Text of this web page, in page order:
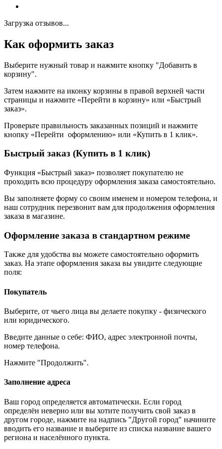
Загрузка отзывов...
Как оформить заказ
Выберите нужный товар и нажмите кнопку "Добавить в
корзину".
Затем нажмите на иконку корзины в правой верхней части
страницы и нажмите «Перейти в корзину» или «Быстрый
заказ».
Проверьте правильность заказанных позиций и нажмите
кнопку «Перейти оформлению» или «Купить в 1 клик».
Быстрый заказ (Купить в 1 клик)
Функция «Быстрый заказ» позволяет покупателю не
проходить всю процедуру оформления заказа самостоятельно.
Вы заполняете форму со своим именем и номером телефона, и
наш сотрудник перезвонит вам для продолжения оформления
заказа в магазине.
Оформление заказа в стандартном режиме
Также для удобства вы можете самостоятельно оформить
заказ. На этапе оформления заказа вы увидите следующие
поля:
Покупатель
Выберите, от чьего лица вы делаете покупку - физического
или юридического.
Введите данные о себе: ФИО, адрес электронной почты,
номер телефона.
Нажмите "Продолжить".
Заполнение адреса
Ваш город определяется автоматически. Если город
определён неверно или вы хотите получить свой заказ в
другом городе, нажмите на надпись "Другой город" начините
вводить его название и выберите из списка название вашего
региона и населённого пункта.